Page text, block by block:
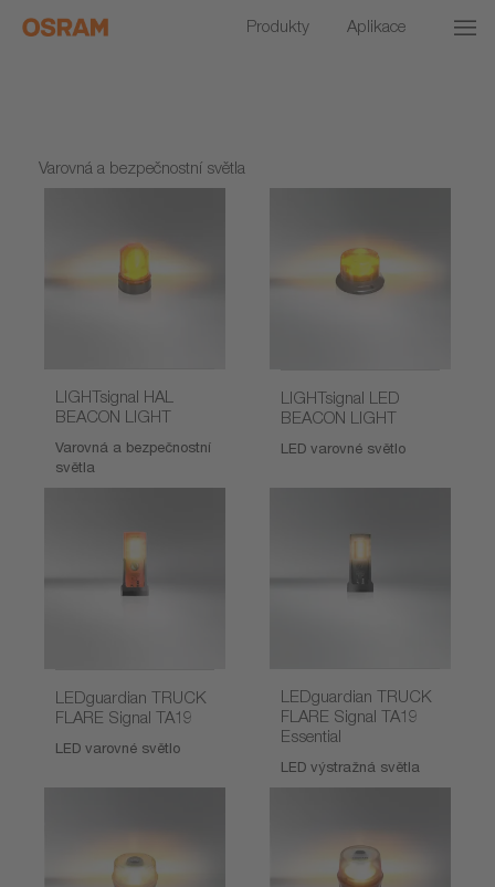
Produkty Aplikace
Varovná a bezpečnostní světla
LIGHTsignal HAL
BEACON LIGHT
Varovná a bezpečnostní
světla
LIGHTsignal LED
BEACON LIGHT
LED varovné světlo
LEDguardian TRUCK
FLARE Signal TA19
LED varovné světlo
LEDguardian TRUCK
FLARE Signal TA19
Essential
LED výstražná světla